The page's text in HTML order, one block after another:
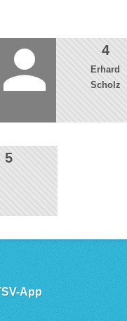
person 4
Erhard
Scholz
5
App